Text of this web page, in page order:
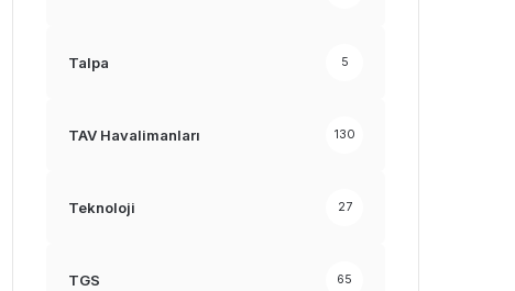
Talpa 5
TAV Havalimanları 130
Teknoloji 27
TGS 65